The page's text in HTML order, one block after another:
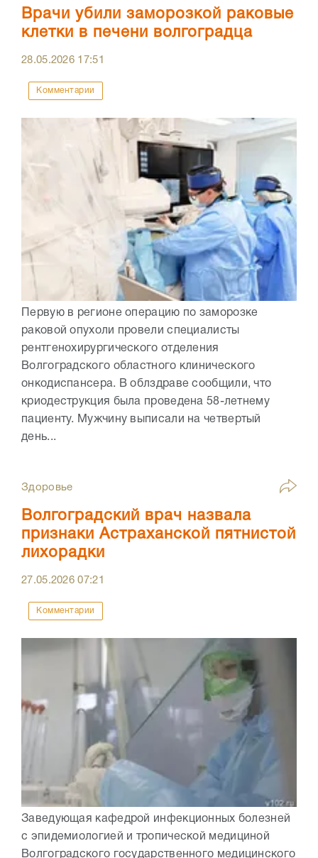
Врачи убили заморозкой раковые
клетки в печени волгоградца
28.05.2026 17:51
Комментарии
Первую в регионе операцию по заморозке
раковой опухоли провели специалисты
рентгенохирургического отделения
Волгоградского областного клинического
онкодиспансера. В облздраве сообщили, что
криодеструкция была проведена 58-летнему
пациенту. Мужчину выписали на четвертый
день...
Здоровье
Волгоградский врач назвала
признаки Астраханской пятнистой
лихорадки
27.05.202607:21
Комментарии
Заведующая кафедрой инфекционных болезней
с эпидемиологией и тропической медициной
Волгоградского государственного медицинского